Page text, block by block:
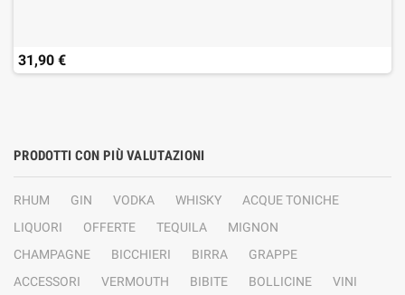
31,90 €
PRODOTTI CON PIÙ VALUTAZIONI
RHUM GIN VODKA WHISKY
ACQUE TONICHE
LIQUORI
OFFERTE TEQUILA
MIGNON
CHAMPAGNE
BICCHIERI BIRRA
GRAPPE
ACCESSORI
VERMOUTH BIBITE BOLLICINE
VINI